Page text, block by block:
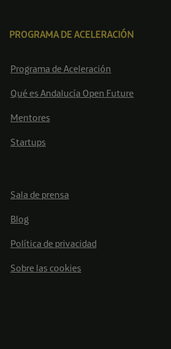
PROGRAMA DE ACELERACIÓN
Programa de Aceleración
Qué es Andalucía Open Future
Mentores
Startups
Sala de prensa
Blog
Política de privacidad
Sobre las cookies